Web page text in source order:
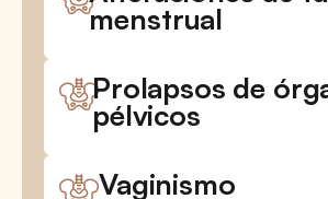
menstrual
Prolapsos de
pélvicos
Vaginismo